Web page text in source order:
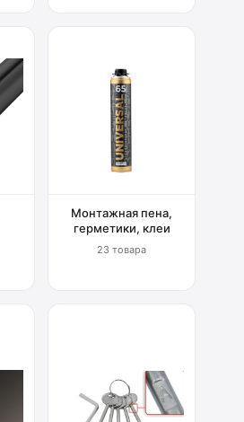
Монтажная пена,
герметики, клеи
23 товара